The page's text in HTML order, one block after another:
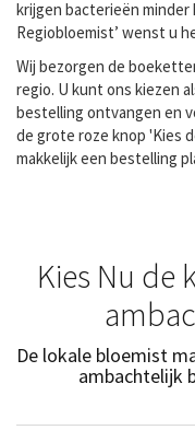
krijgen bacterieën
Regiobloemist’ wenst u
Wij bezorgen de
regio. U kunt ons kiezen
bestelling ontvangen en
de grote roze knop 'Kies
makkelijk een bestelling
Kies Nu de
De lokale bloemist
ambachtelijk